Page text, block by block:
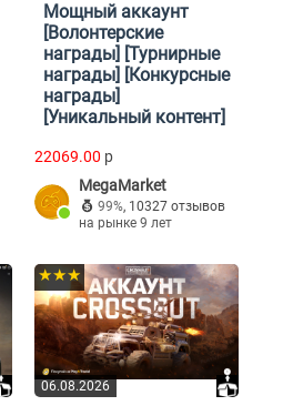
Мощный аккаунт
[Волонтерские
награды] [Турнирные
награды] [Конкурсные
награды]
[Уникальный контент]
22069.00 p
MegaMarket
99%, 10327 отзывов
на рынке 9 лет
06.08.2026
★★★